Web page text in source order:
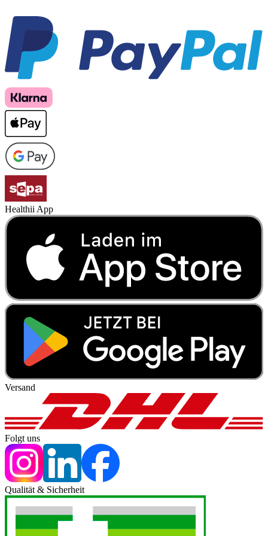
Healthii App
Versand
Folgt uns
Qualität & Sicherheit